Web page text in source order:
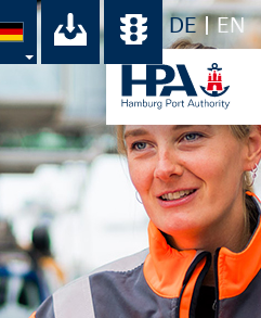
DE EN
im
Ihr Download-